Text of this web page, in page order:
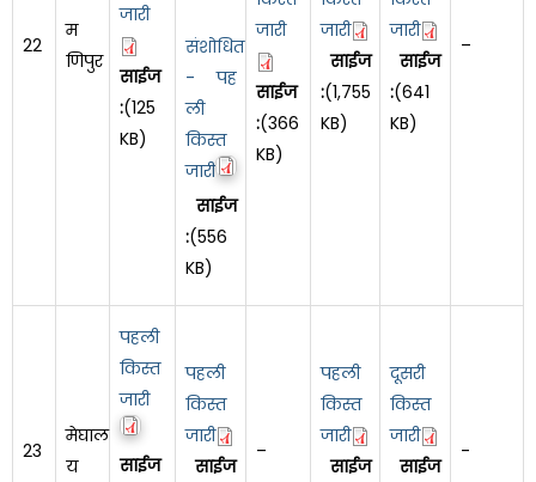
22
म
णिपुर
जारी
साईज
:(125
KB)
संशोधित
- पह
ली
किस्त
जारी
साईज
:(556
KB)
जारी
साईज
:(366
KB)
जारी
साईज
:(1,755
KB)
जारी
साईज
:(641
KB)
–
23
मेघाल
य
पहली
किस्त
जारी
साईज
पहली
किस्त
जारी
साईज
–
पहली
किस्त
जारी
साईज
दूसरी
किस्त
जारी
साईज
-